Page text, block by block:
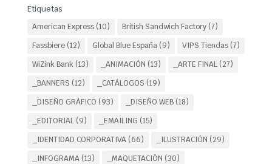
Etiquetas
American Express(10) British Sandwich Factory(7)
Fassbiere(12) Global Blue España(9) VIPS Tiendas(7)
WiZink Bank(13) _ANIMACIÓN (13) _ARTE FINAL(27)
_BANNERS (12) _CATÁLOGOS (19)
_DISEÑO GRÁFICO (93) _DISEÑO WEB(18)
_EDITORIAL(9) _EMAILING (15)
_IDENTIDAD CORPORATIVA(66) _ILUSTRACIÓN (29)
_INFOGRAMA(13) _MAQUETACIÖN (30)